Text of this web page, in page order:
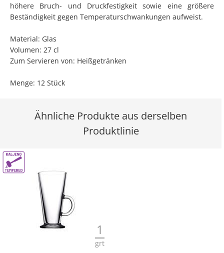
höhere Bruch- und Druckfestigkeit sowie eine größere
Beständigkeit gegen Temperaturschwankungen aufweist.
Material: Glas
Volumen: 27 cl
Zum Servieren von: Heißgetränken
Menge: 12 Stück
Ähnliche Produkte aus derselben
Produktlinie
1
grt